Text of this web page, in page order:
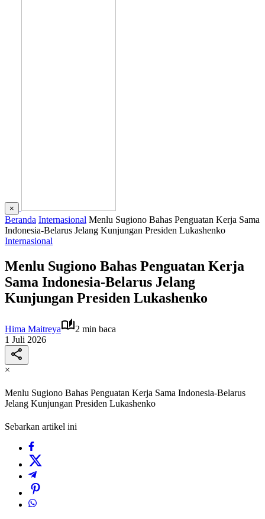
×
Beranda Internasional Menlu Sugiono Bahas Penguatan Kerja Sama
Indonesia-Belarus Jelang Kunjungan Presiden Lukashenko
Internasional
Menlu Sugiono Bahas Penguatan Kerja
Sama Indonesia-Belarus Jelang
Kunjungan Presiden Lukashenko
Hima Maitreya
2 min baca
1 Juli 2026
×
Menlu Sugiono Bahas Penguatan Kerja Sama Indonesia-Belarus
Jelang Kunjungan Presiden Lukashenko
Sebarkan artikel ini